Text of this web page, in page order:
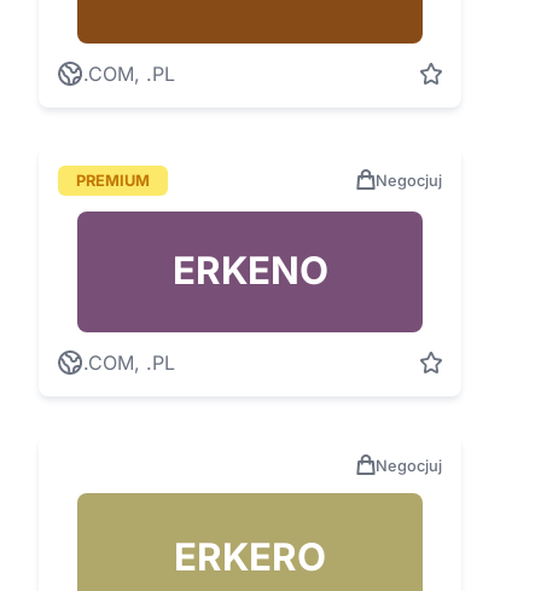
.COM, .PL
PREMIUM Negocjuj
ERKENO
.COM, .PL
Negocjuj
ERKERO